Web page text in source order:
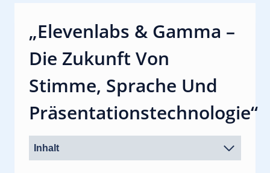
„Elevenlabs & Gamma –
Die Zukunft Von
Stimme, Sprache Und
Präsentationstechnologie“
Inhalt